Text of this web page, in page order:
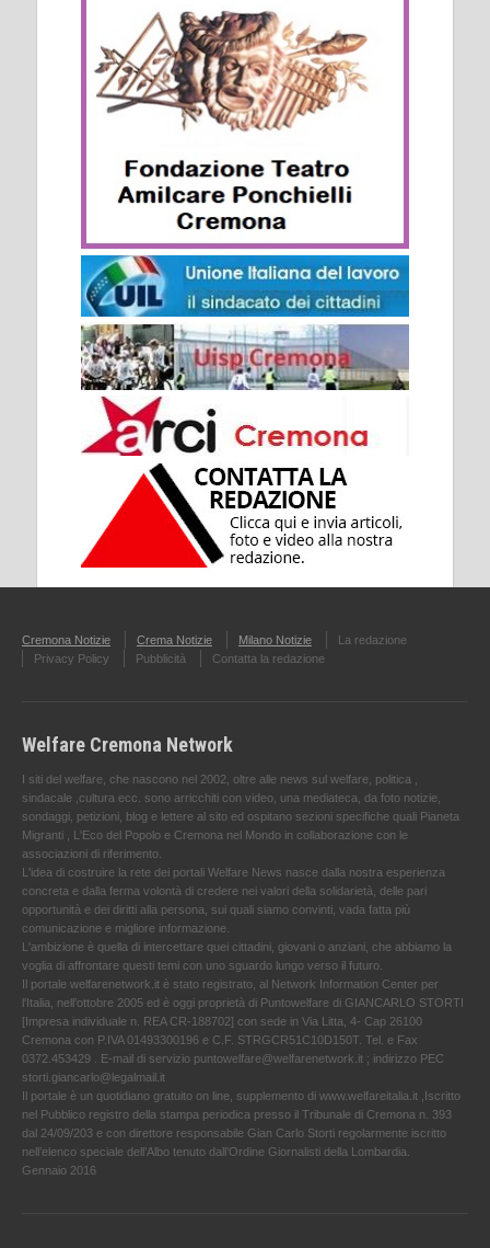
Cremona Notizie Crema Notizie Milano Notizie
La redazione
Privacy Policy
Pubblicità Contatta la redazione
Welfare Cremona Network
I siti del welfare, che nascono nel 2002, oltre alle news sul welfare, politica ,
sindacale ,cultura ecc. sono arricchiti con video, una mediateca, da foto notizie,
sondaggi, petizioni, blog e lettere al sito ed ospitano sezioni specifiche quali Pianeta
Migranti , L'Eco del Popolo e Cremona nel Mondo in collaborazione con le
associazioni di riferimento.
L'idea di costruire la rete dei portali Welfare News nasce dalla nostra esperienza
concreta e dalla ferma volontà di credere nei valori della solidarietà, delle pari
opportunità e dei diritti alla persona, sui quali siamo convinti, vada fatta più
comunicazione e migliore informazione.
L'ambizione è quella di intercettare quei cittadini, giovani o anziani, che abbiamo la
voglia di affrontare questi temi con uno sguardo lungo verso il futuro.
Il portale welfarenetwork.it è stato registrato, al Network Information Center per
l'Italia, nell’ottobre 2005 ed è oggi proprietà di Puntowelfare di GIANCARLO STORTI
[Impresa individuale n. REA CR-188702] con sede in Via Litta, 4- Cap 26100
Cremona con P.IVA 01493300196 e C.F. STRGCR51C10D150T. Tel. e Fax
0372.453429 . E-mail di servizio puntowelfare@welfarenetwork.it ; indirizzo PEC
storti.giancarlo@legalmail.it
Il portale è un quotidiano gratuito on line, supplemento di www.welfareitalia.it ,Iscritto
nel Pubblico registro della stampa periodica presso il Tribunale di Cremona n. 393
dal 24/09/203 e con direttore responsabile Gian Carlo Storti regolarmente iscritto
nell’elenco speciale dell’Albo tenuto dall’Ordine Giornalisti della Lombardia.
Gennaio 2016